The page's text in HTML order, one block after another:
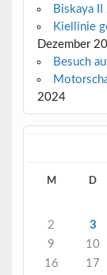
Biskaya II
Kiellinie
Dezember
Besuch
2024
M D
2
3
9
10
16
17